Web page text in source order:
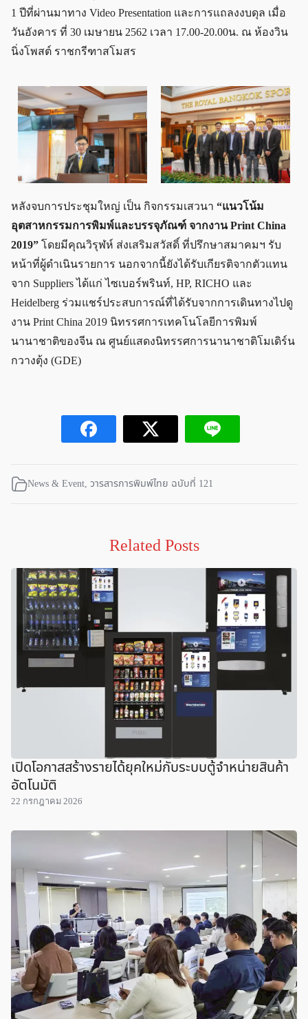
1 ปีที่ผ่านมาทาง Video Presentation และการแถลงงบดุล เมื่อ
วันอังคาร ที่ 30 เมษายน 2562 เวลา 17.00-20.00น. ณ ห้องวิน
นิ่งโพสต์ ราชกรีฑาสโมสร
หลังจบการประชุมใหญ่ เป็น กิจกรรมเสวนา “แนวโน้ม
อุตสาหกรรมการพิมพ์และบรรจุภัณฑ์ จากงาน Print China
2019” โดยมีคุณวิรุฬห์ ส่งเสริมสวัสดิ์ ที่ปรึกษาสมาคมฯ รับ
หน้าที่ผู้ดำเนินรายการ นอกจากนี้ยังได้รับเกียรติจากตัวแทน
จาก Suppliers ได้แก่ ไซเบอร์พรินท์, HP, RICHO และ
Heidelberg ร่วมแชร์ประสบการณ์ที่ได้รับจากการเดินทางไปดู
งาน Print China 2019 นิทรรศการเทคโนโลยีการพิมพ์
นานาชาติของจีน ณ ศูนย์แสดงนิทรรศการนานาชาติโมเดิร์น
กวางตุ้ง (GDE)
News & Event, วารสารการพิมพ์ไทย ฉบับที่ 121
Related Posts
เปิดโอกาสสร้างรายได้ยุคใหม่กับระบบตู้จำหน่ายสินค้า
อัตโนมัติ
22 กรกฎาคม 2026